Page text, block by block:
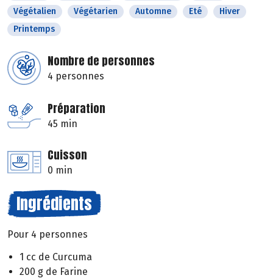
Végétalien
Végétarien Automne Eté
Hiver
Printemps
Nombre de personnes
4 personnes
Préparation
45 min
Cuisson
0 min
Ingrédients
Pour 4 personnes
1 cc de Curcuma
200 g de Farine